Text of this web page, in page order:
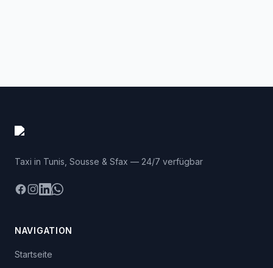
Taxi in Tunis, Sousse & Sfax — 24/7 verfügbar
Facebook
Instagram
LinkedIn
WhatsApp
NAVIGATION
Startseite